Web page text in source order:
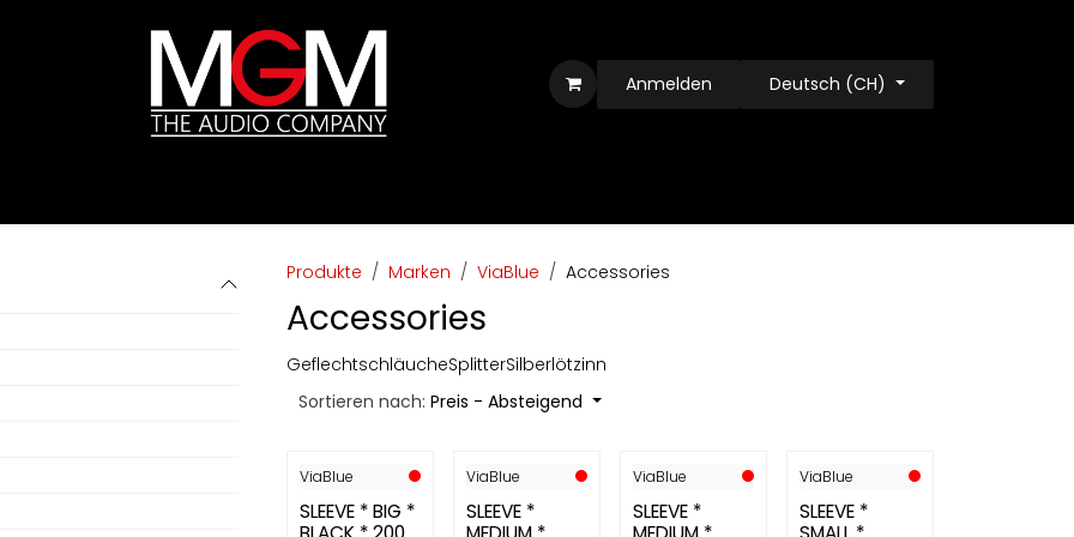
Anmelden Deutsch (CH)
Produkte Marken ViaBlue Accessories
Accessories
GeflechtschläucheSplitterSilberlötzinn
Sortieren nach: Preis - Absteigend
ViaBlue
SLEEVE * BIG *
ViaBlue
SLEEVE *
ViaBlue
SLEEVE *
ViaBlue
SLEEVE *